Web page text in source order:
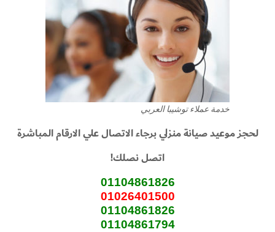
خدمة عملاء توشيبا العربي
لحجز موعيد صيانة منزلي برجاء الاتصال علي الارقام المباشرة
اتصل نصلك!
01104861826
01026401500
01104861826
01104861794